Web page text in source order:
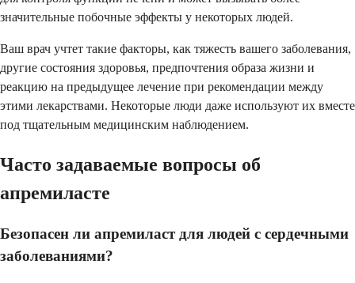
значительные побочные эффекты у некоторых людей.
Ваш врач учтет такие факторы, как тяжесть вашего заболевания,
другие состояния здоровья, предпочтения образа жизни и
реакцию на предыдущее лечение при рекомендации между
этими лекарствами. Некоторые люди даже используют их вместе
под тщательным медицинским наблюдением.
Часто задаваемые вопросы об
апремиласте
Безопасен ли апремиласт для людей с сердечными
заболеваниями?